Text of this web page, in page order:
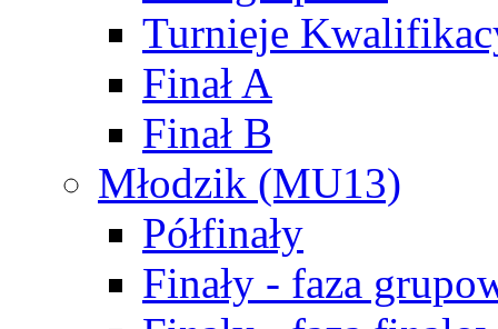
Turnieje
Finał A
Finał B
Młodzik (MU13)
Półfinały
Finały - faza